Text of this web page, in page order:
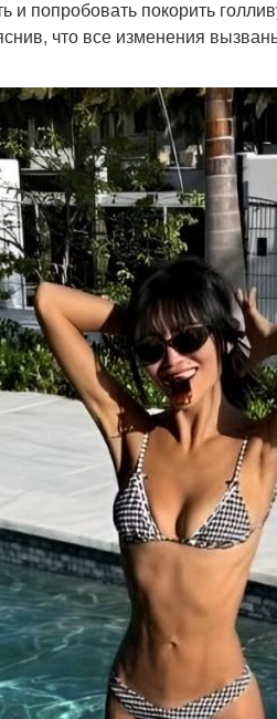
и попробовать покорить
что все изменения